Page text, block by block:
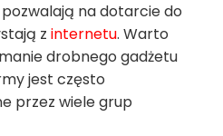
na dotarcie do
z internetu. Warto
drobnego gadżetu
jest często
przez wiele grup